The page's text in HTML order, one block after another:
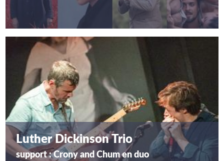
Luther Dickinson Trio
support : Crony and Chum en duo